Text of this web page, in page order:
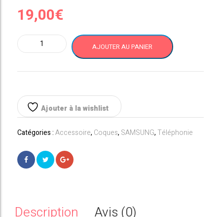
19,00€
quantité
de
Note
ROSE
Coque
Officielle
Silicone
AJOUTER AU PANIER
Ajouter à la wishlist
Catégories :Accessoire, Coques, SAMSUNG,Téléphonie
Description Avis (0)